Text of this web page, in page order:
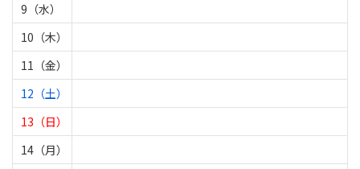
9（水）
10（木）
11（金）
12（土）
13（日）
14（月）